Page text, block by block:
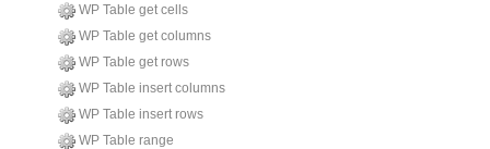
WP Table get cells
WP Table get columns
WP Table get rows
WP Table insert columns
WP Table insert rows
WP Table range